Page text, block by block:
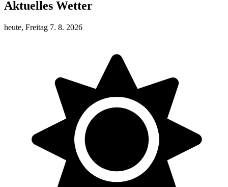
Aktuelles Wetter
heute, Freitag 7. 8. 2026